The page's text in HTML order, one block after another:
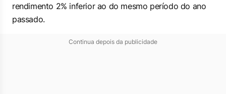
rendimento 2% inferior ao do mesmo período do ano
passado.
Continua depois da publicidade